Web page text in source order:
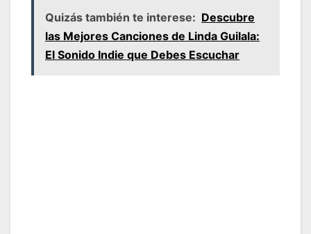
Quizás también te interese: Descubre
las Mejores Canciones de Linda Guilala:
El Sonido Indie que Debes Escuchar